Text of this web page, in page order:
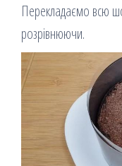
Перекладаємо всю
розрівнюючи.